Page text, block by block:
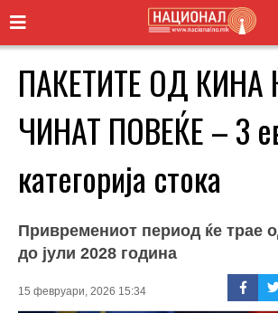
ПАКЕТИТЕ ОД КИНА
ЧИНАТ ПОВЕЌЕ – 3
категорија стока
Привремениот период ќе трае
до јули 2028 година
15 февруари, 2026 15:34